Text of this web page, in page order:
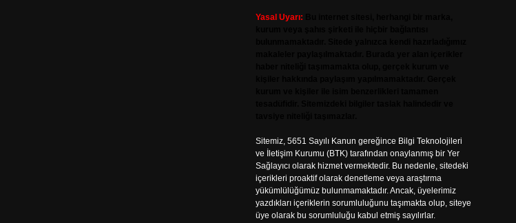
Yasal Uyarı:
Sitemiz, 5651 Sayılı Kanun gereğince Bilgi Teknolojileri
ve İletişim Kurumu (BTK) tarafından onaylanmış bir Yer
Sağlayıcı olarak hizmet vermektedir. Bu nedenle, sitedeki
içerikleri proaktif olarak denetleme veya araştırma
yükümlülüğümüz bulunmamaktadır. Ancak, üyelerimiz
yazdıkları içeriklerin sorumluluğunu taşımakta olup, siteye
üye olarak bu sorumluluğu kabul etmiş sayılırlar.